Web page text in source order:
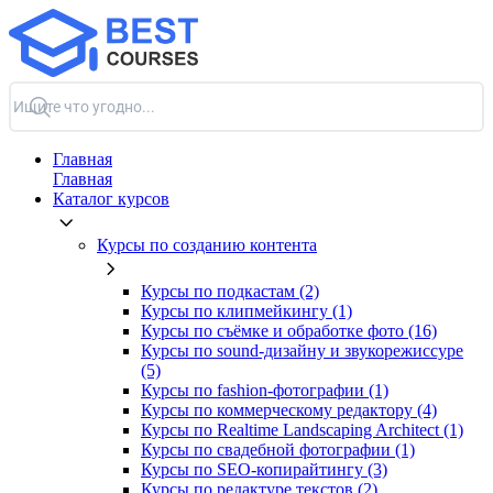
Главная
Главная
Каталог курсов
Курсы по созданию контента
Курсы по подкастам (2)
Курсы по клипмейкингу (1)
Курсы по съёмке и обработке фото (16)
Курсы по sound-дизайну и звукорежиссуре
(5)
Курсы по fashion-фотографии (1)
Курсы по коммерческому редактору (4)
Курсы по Realtime Landscaping Architect (1)
Курсы по свадебной фотографии (1)
Курсы по SEO-копирайтингу (3)